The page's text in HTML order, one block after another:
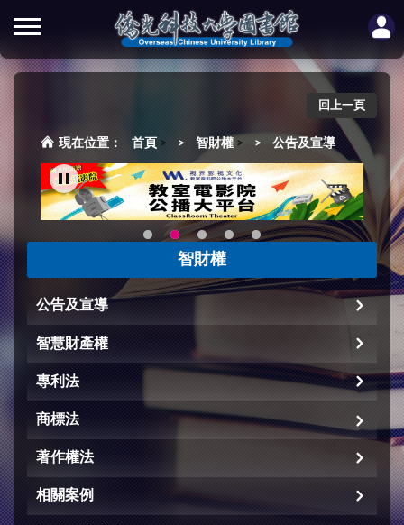
回上一頁
首頁 > 智財權 > 公告及宣導
智財權
公告及宣導
智慧財產權
專利法
商標法
著作權法
相關案例